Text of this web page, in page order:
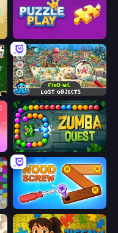
Find Me: Lost Objects
Zumba Quest
Wood Screw: Bolts Puzzle